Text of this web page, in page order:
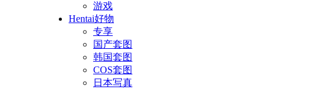
游戏
Hentai好物
专享
国产套图
韩国套图
COS套图
日本写真